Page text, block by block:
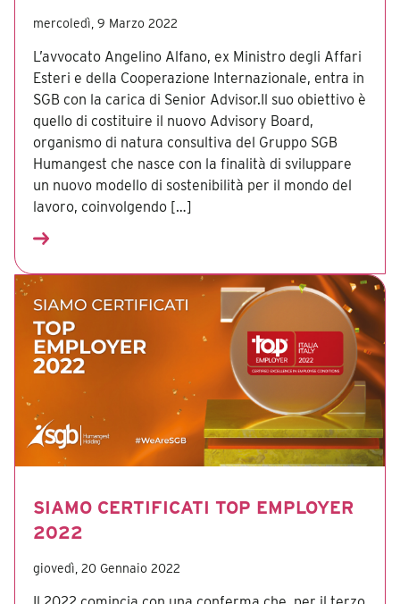
mercoledì, 9 Marzo 2022
L’avvocato Angelino Alfano, ex Ministro degli Affari
Esteri e della Cooperazione Internazionale, entra in
SGB con la carica di Senior Advisor.Il suo obiettivo è
quello di costituire il nuovo Advisory Board,
organismo di natura consultiva del Gruppo SGB
Humangest che nasce con la finalità di sviluppare
un nuovo modello di sostenibilità per il mondo del
lavoro, coinvolgendo […]
SIAMO CERTIFICATI TOP EMPLOYER
2022
giovedì, 20 Gennaio 2022